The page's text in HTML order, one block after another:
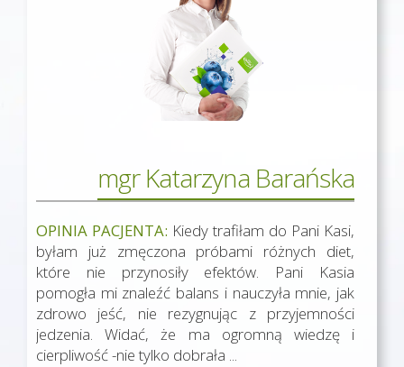
mgr Katarzyna Barańska
OPINIA PACJENTA: Kiedy trafiłam do Pani Kasi,
byłam już zmęczona próbami różnych diet,
które nie przynosiły efektów. Pani Kasia
pomogła mi znaleźć balans i nauczyła mnie, jak
zdrowo jeść, nie rezygnując z przyjemności
jedzenia. Widać, że ma ogromną wiedzę i
cierpliwość -nie tylko dobrała ...